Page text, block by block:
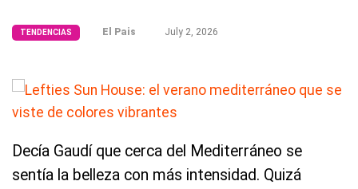
TENDENCIAS El Pais July 2, 2026
Decía Gaudí que cerca del Mediterráneo se
sentía la belleza con más intensidad. Quizá